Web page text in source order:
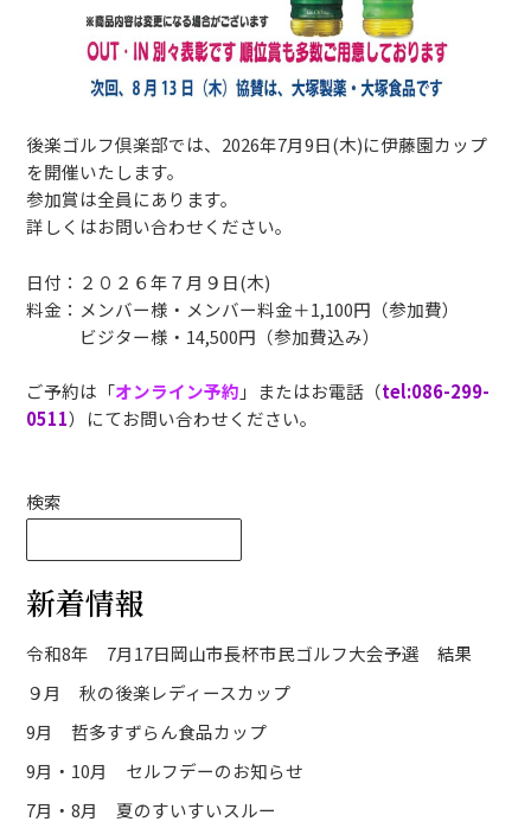
後楽ゴルフ倶楽部では、2026年7月9日(木)に伊藤園カップ
を開催いたします。
参加賞は全員にあります。
詳しくはお問い合わせください。
日付：２０２６年７月９日(木)
料金：メンバー様・メンバー料金＋1,100円（参加費）
ビジター様・14,500円（参加費込み）
ご予約は「オンライン予約 」またはお電話（tel:086-299-
0511）にてお問い合わせください。
検索
新着情報
令和8年 7月17日岡山市長杯市民ゴルフ大会予選 結果
９月 秋の後楽レディースカップ
9月 哲多すずらん食品カップ
9月・10月 セルフデーのお知らせ
7月・8月 夏のすいすいスルー